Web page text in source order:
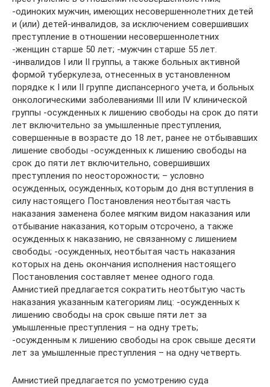
-одиноких мужчин, имеющих несовершеннолетних детей
и (или) детей-инвалидов, за исключением совершивших
преступление в отношении несовершеннолетних
-женщин старше 50 лет; -мужчин старше 55 лет.
-инвалидов I или II группы, а также больных активной
формой туберкулеза, отнесенных в установленном
порядке к I или II группе диспансерного учета, и больных
онкологическими заболеваниями III или IV клинической
группы -осужденных к лишению свободы на срок до пяти
лет включительно за умышленные преступления,
совершенные в возрасте до 18 лет, ранее не отбывавших
лишение свободы -осужденных к лишению свободы на
срок до пяти лет включительно, совершивших
преступления по неосторожности; – условно
осужденных, осужденных, которым до дня вступления в
силу настоящего Постановления неотбытая часть
наказания заменена более мягким видом наказания или
отбывание наказания, которым отсрочено, а также
осужденных к наказанию, не связанному с лишением
свободы; -осужденных, неотбытая часть наказания
которых на день окончания исполнения настоящего
Постановления составляет менее одного года.
Амнистией предлагается сократить неотбытую часть
наказания указанным категориям лиц: -осужденных к
лишению свободы на срок свыше пяти лет за
умышленные преступления – на одну треть;
-осужденным к лишению свободы на срок свыше десяти
лет за умышленные преступления – на одну четверть.
Амнистией предлагается по усмотрению суда